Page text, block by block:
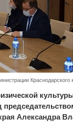
Краснодарского
Александра